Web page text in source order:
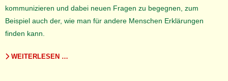
kommunizieren und dabei neuen Fragen zu begegnen, zum
Beispiel auch der, wie man für andere Menschen Erklärungen
finden kann.
WEITERLESEN …